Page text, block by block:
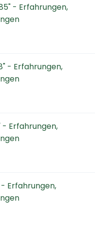
- Erfahrungen,
- Erfahrungen,
- Erfahrungen,
- Erfahrungen,